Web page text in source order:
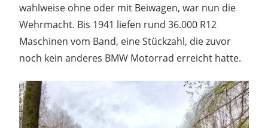
wahlweise ohne oder mit Beiwagen, war nun die
Wehrmacht. Bis 1941 liefen rund 36.000 R12
Maschinen vom Band, eine Stückzahl, die zuvor
noch kein anderes BMW Motorrad erreicht hatte.